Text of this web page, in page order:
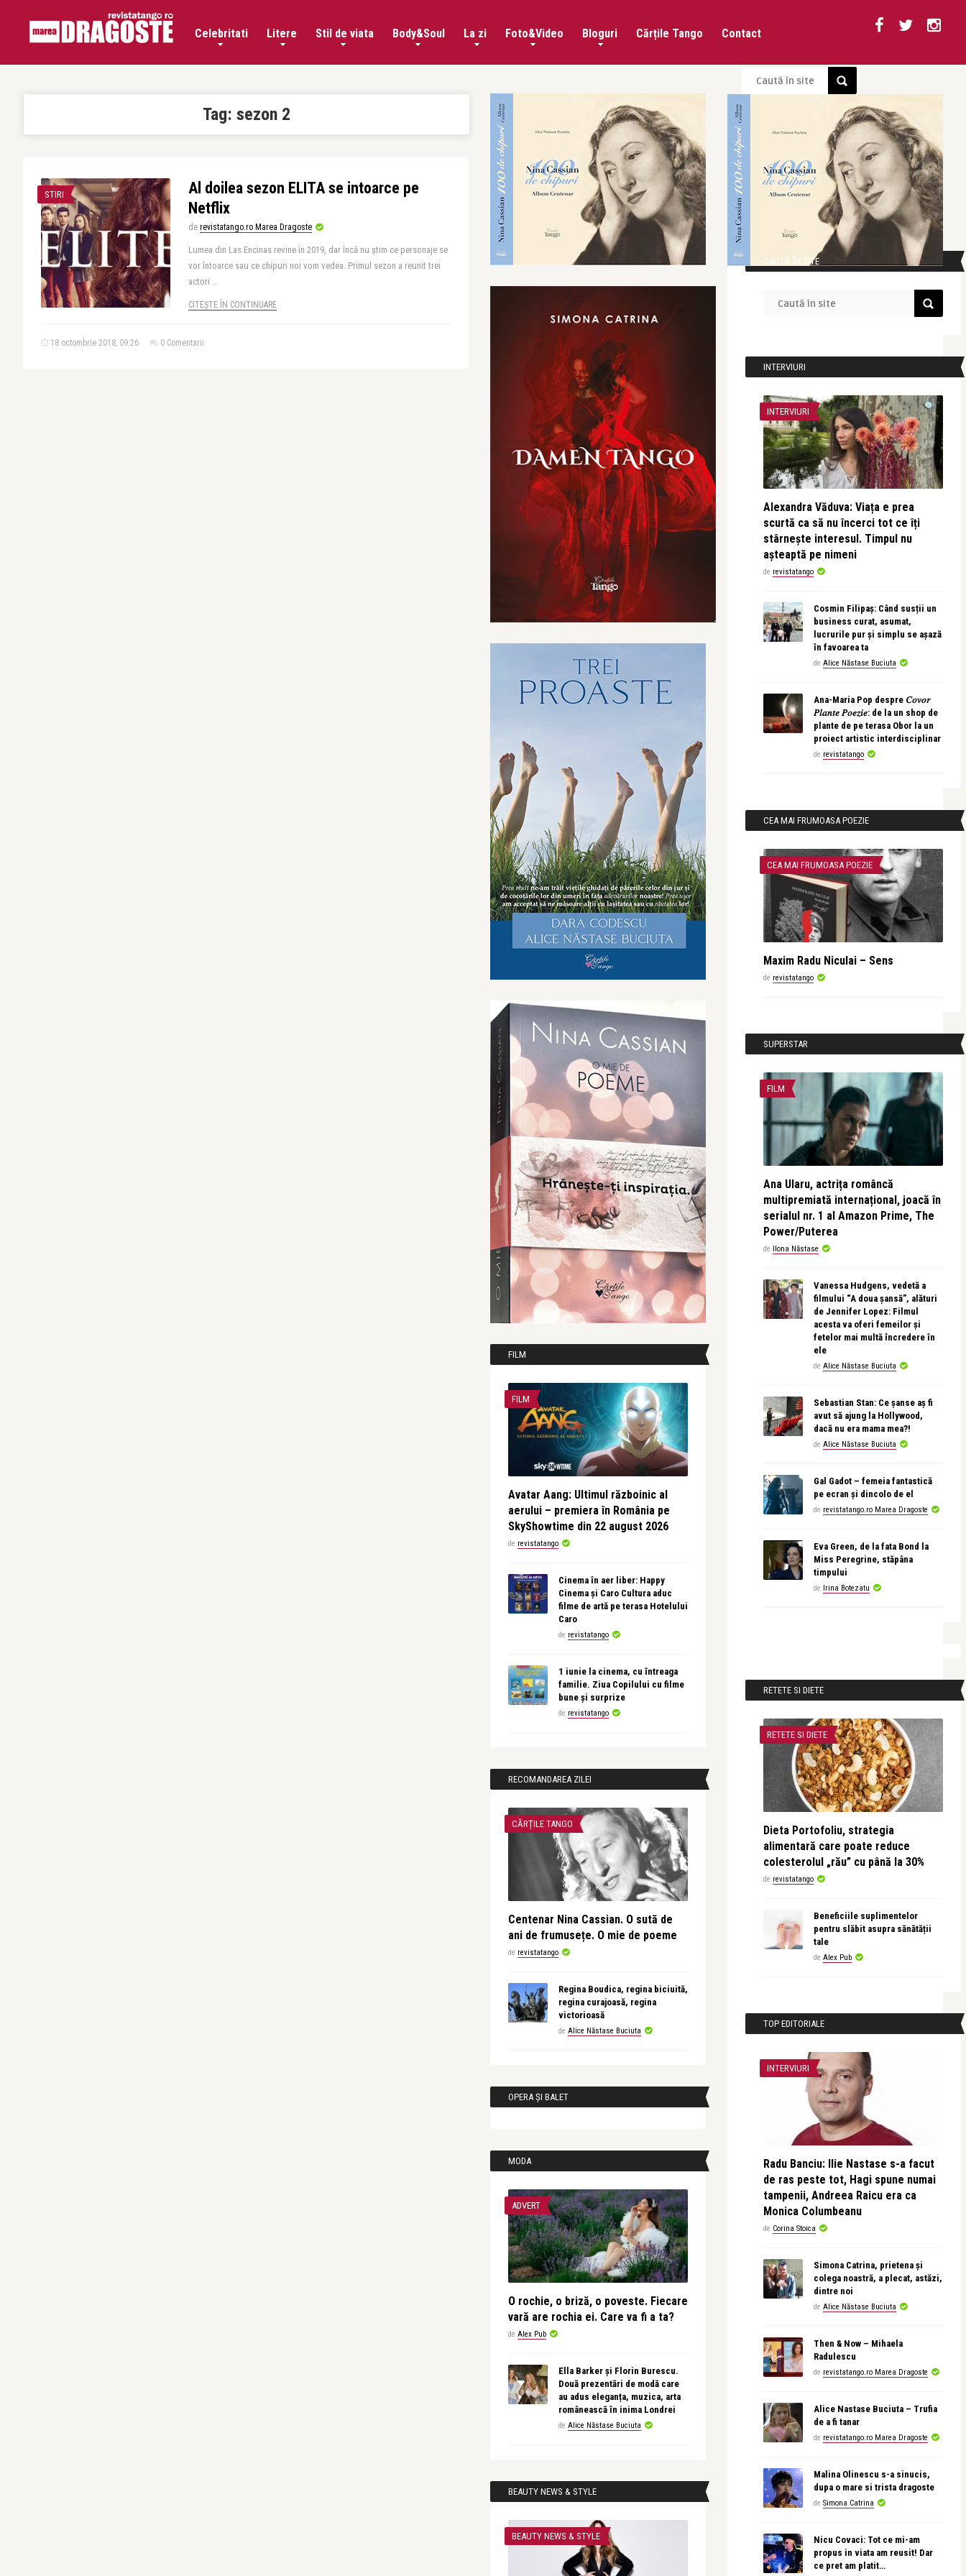
Celebritati Litere Stil de viata Body&Soul La zi Foto&Video Bloguri Cărțile Tango Contact
Tag: sezon 2
STIRI
Al doilea sezon ELITA se intoarce pe
Netflix
de revistatango.ro Marea Dragoste
Lumea din Las Encinas revine în 2019, dar încă nu știm ce personaje se
vor întoarce sau ce chipuri noi vom vedea. Primul sezon a reunit trei
actori ..
CITEȘTE ÎN CONTINUARE
18 octombrie 2018, 09:26 0 Comentarii
FILM
FILM
Avatar Aang: Ultimul războinic al
aerului – premiera în România pe
SkyShowtime din 22 august 2026
de revistatango
Cinema în aer liber: Happy
Cinema și Caro Cultura aduc
filme de artă pe terasa Hotelului
Caro
de revistatango
1 iunie la cinema, cu întreaga
familie. Ziua Copilului cu filme
bune și surprize
de revistatango
RECOMANDAREA ZILEI
CĂRȚILE TANGO
Centenar Nina Cassian. O sută de
ani de frumusețe. O mie de poeme
de revistatango
Regina Boudica, regina biciuită,
regina curajoasă, regina
victorioasă
de Alice Năstase Buciuta
OPERA ȘI BALET
MODA
ADVERT
O rochie, o briză, o poveste. Fiecare
vară are rochia ei. Care va fi a ta?
de Alex Pub
Ella Barker și Florin Burescu.
Două prezentări de modă care
au adus eleganța, muzica, arta
românească în inima Londrei
de Alice Năstase Buciuta
BEAUTY NEWS & STYLE
BEAUTY NEWS & STYLE
CAUTĂ ÎN SITE
INTERVIURI
INTERVIURI
Alexandra Văduva: Viața e prea
scurtă ca să nu încerci tot ce îți
stârnește interesul. Timpul nu
așteaptă pe nimeni
de revistatango
Cosmin Filipaș: Când susții un
business curat, asumat,
lucrurile pur și simplu se așază
în favoarea ta
de Alice Năstase Buciuta
Ana-Maria Pop despre 𝐶𝑜𝑣𝑜𝑟
𝑃𝑙𝑎𝑛𝑡𝑒 𝑃𝑜𝑒𝑧𝑖𝑒: de la un shop de
plante de pe terasa Obor la un
proiect artistic interdisciplinar
de revistatango
CEA MAI FRUMOASA POEZIE
CEA MAI FRUMOASA POEZIE
Maxim Radu Niculai – Sens
de revistatango
SUPERSTAR
FILM
Ana Ularu, actrița româncă
multipremiată internațional, joacă în
serialul nr. 1 al Amazon Prime, The
Power/Puterea
de Ilona Năstase
Vanessa Hudgens, vedetă a
filmului “A doua șansă”, alături
de Jennifer Lopez: Filmul
acesta va oferi femeilor și
fetelor mai multă încredere în
ele
de Alice Năstase Buciuta
Sebastian Stan: Ce șanse aș fi
avut să ajung la Hollywood,
dacă nu era mama mea?!
de Alice Năstase Buciuta
Gal Gadot – femeia fantastică
pe ecran și dincolo de el
de revistatango.ro Marea Dragoste
Eva Green, de la fata Bond la
Miss Peregrine, stăpâna
timpului
de Irina Botezatu
RETETE SI DIETE
RETETE SI DIETE
Dieta Portofoliu, strategia
alimentară care poate reduce
colesterolul „rău” cu până la 30%
de revistatango
Beneficiile suplimentelor
pentru slăbit asupra sănătății
tale
de Alex Pub
TOP EDITORIALE
INTERVIURI
Radu Banciu: Ilie Nastase s-a facut
de ras peste tot, Hagi spune numai
tampenii, Andreea Raicu era ca
Monica Columbeanu
de Corina Stoica
Simona Catrina, prietena și
colega noastră, a plecat, astăzi,
dintre noi
de Alice Năstase Buciuta
Then & Now – Mihaela
Radulescu
de revistatango.ro Marea Dragoste
Alice Nastase Buciuta – Trufia
de a fi tanar
de revistatango.ro Marea Dragoste
Malina Olinescu s-a sinucis,
dupa o mare si trista dragoste
de Simona Catrina
Nicu Covaci: Tot ce mi-am
propus in viata am reusit! Dar
ce pret am platit…